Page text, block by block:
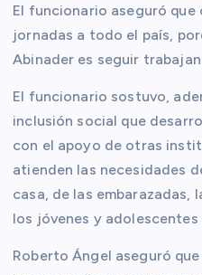
El funcionario aseguró
jornadas a todo el país,
Abinader es seguir
El funcionario sostuvo,
inclusión social que
con el apoyo de otras
atienden las necesidades
casa, de las embarazadas,
los jóvenes y
Roberto Ángel aseguró